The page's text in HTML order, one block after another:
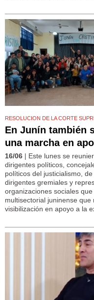
RESOLUCION DE LA CORTE
En Junín también
una marcha en
16/06 | Este lunes se
dirigentes políticos,
políticos del justicialismo, de
dirigentes gremiales y
organizaciones sociales
multisectorial juninense que
visibilización en apoyo a la